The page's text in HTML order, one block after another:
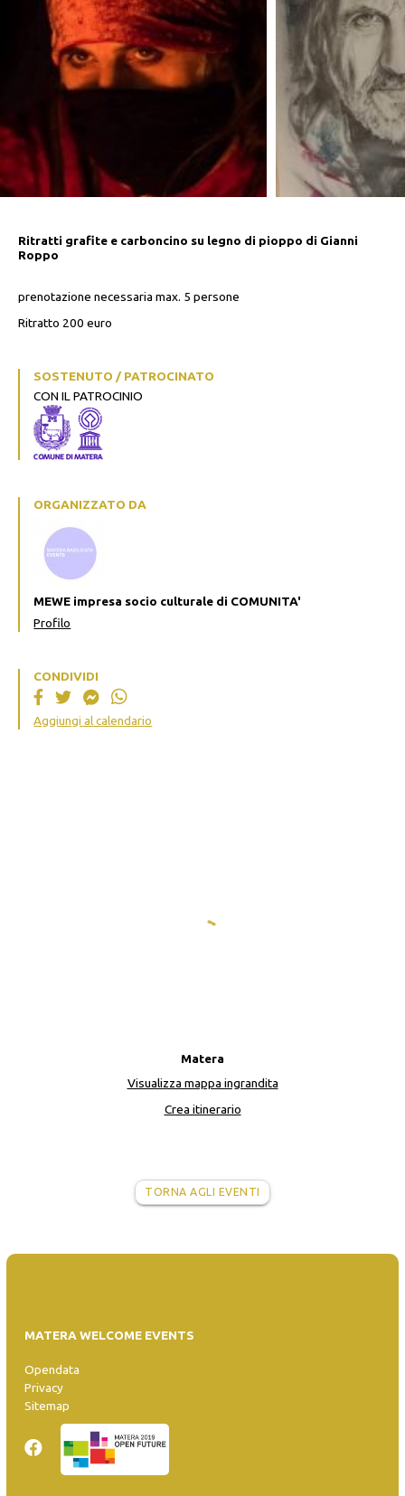
Ritratti grafite e carboncino su legno di pioppo di Gianni
Roppo
prenotazione necessaria max. 5 persone
Ritratto 200 euro
SOSTENUTO / PATROCINATO
CON IL PATROCINIO
ORGANIZZATO DA
MEWE impresa socio culturale di COMUNITA'
Profilo
CONDIVIDI
Aggiungi al calendario
Matera
Visualizza mappa ingrandita
Crea itinerario
TORNA AGLI EVENTI
MATERA WELCOME EVENTS
Opendata
Privacy
Sitemap